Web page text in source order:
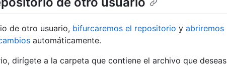
de otro usuario, bifurcaremos el repositorio y abriremos
automáticamente.
dirígete a la carpeta que contiene el archivo que deseas